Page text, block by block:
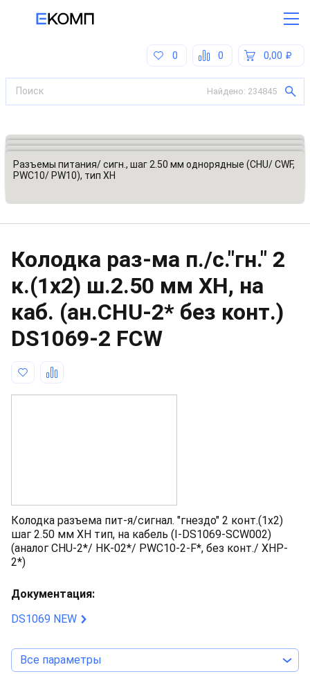
0,00
0
0
Найдено: 234845
Все категории
Разъемы, соединители
Разъемы питания (сигнальные)
Разъемы питания/ сигн., шаг 2.50 мм однорядные (CHU/ CWF,
PWC10/ PW10), тип XH
Колодка раз-ма п./с."гн." 2
к.(1x2) ш.2.50 мм XH, на
каб. (ан.CHU-2* без конт.)
DS1069-2 FCW
Колодка разъема пит-я/сигнал. "гнездо" 2 конт.(1x2)
шаг 2.50 мм XH тип, на кабель (I-DS1069-SCW002)
(аналог CHU-2*/ HK-02*/ PWC10-2-F*, без конт./ XHP-
2*)
Документация:
DS1069 NEW
Все параметры